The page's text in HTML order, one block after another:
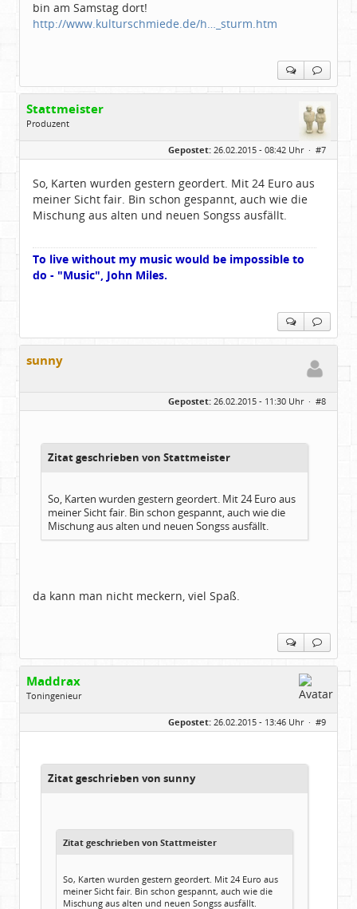
bin am Samstag dort!
http://www.kulturschmiede.de/h…_sturm.htm
Stattmeister
Produzent
Geschlecht:
Beiträge:
14322
Gepostet: 26.02.2015 - 08:42 Uhr · #7
So, Karten wurden gestern geordert. Mit 24 Euro aus
meiner Sicht fair. Bin schon gespannt, auch wie die
Mischung aus alten und neuen Songss ausfällt.
To live without my music would be impossible to
do - "Music", John Miles.
sunny
Gepostet: 26.02.2015 - 11:30 Uhr · #8
Zitat geschrieben von Stattmeister
So, Karten wurden gestern geordert. Mit 24 Euro aus
meiner Sicht fair. Bin schon gespannt, auch wie die
Mischung aus alten und neuen Songss ausfällt.
da kann man nicht meckern, viel Spaß.
Maddrax
Toningenieur
Geschlecht:
keine Angabe
Beiträge:
5930
Gepostet: 26.02.2015 - 13:46 Uhr · #9
Zitat geschrieben von sunny
Zitat geschrieben von Stattmeister
So, Karten wurden gestern geordert. Mit 24 Euro aus
meiner Sicht fair. Bin schon gespannt, auch wie die
Mischung aus alten und neuen Songss ausfällt.